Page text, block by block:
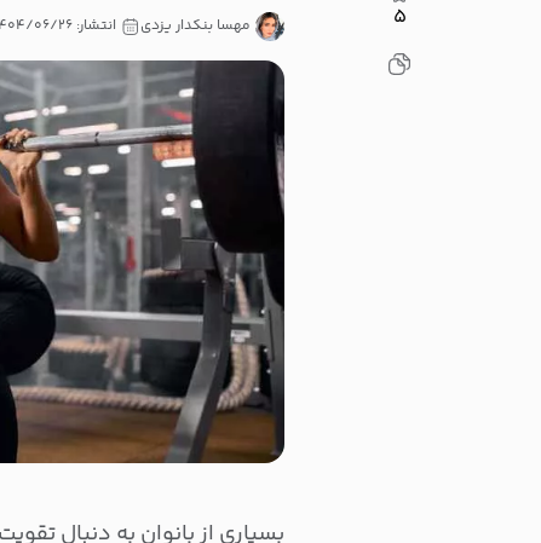
۵ مهسا بنکدار یزدی انتشار: ۱۴۰۴/۰۶/۲۶
بسیاری از بانوان به دنبال